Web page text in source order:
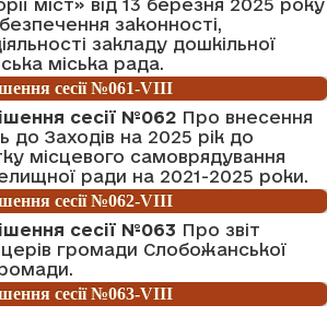
міст» від 13 березня 2025 року
законності,
закладу дошкільної
міська рада.
сесії №061-VIII
сесії №062 Про внесення
до Заходів на 2025 рік до
місцевого самоврядування
ради на 2021-2025 роки.
сесії №062-VIII
сесії №063 Про звіт
громади Слобожанської
сесії №063-VIII